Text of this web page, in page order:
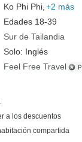
Ko Phi Phi, +2 más
Edades 18-39
Sur de Tailandia
Solo: Inglés
Feel Free Travel
a los descuentos
compartida